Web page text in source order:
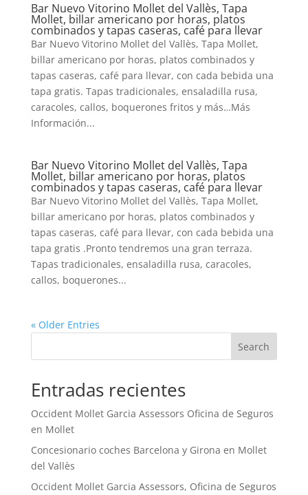
Bar Nuevo Vitorino Mollet del Vallès, Tapa
Mollet, billar americano por horas, platos
combinados y tapas caseras, café para llevar
Bar Nuevo Vitorino Mollet del Vallès, Tapa Mollet,
billar americano por horas, platos combinados y
tapas caseras, café para llevar, con cada bebida una
tapa gratis. Tapas tradicionales, ensaladilla rusa,
caracoles, callos, boquerones fritos y más…Más
Información...
Bar Nuevo Vitorino Mollet del Vallès, Tapa
Mollet, billar americano por horas, platos
combinados y tapas caseras, café para llevar
Bar Nuevo Vitorino Mollet del Vallès, Tapa Mollet,
billar americano por horas, platos combinados y
tapas caseras, café para llevar, con cada bebida una
tapa gratis .Pronto tendremos una gran terraza.
Tapas tradicionales, ensaladilla rusa, caracoles,
callos, boquerones...
« Older Entries
Search
Entradas recientes
Occident Mollet Garcia Assessors Oficina de Seguros
en Mollet
Concesionario coches Barcelona y Girona en Mollet
del Vallès
Occident Mollet Garcia Assessors, Oficina de Seguros